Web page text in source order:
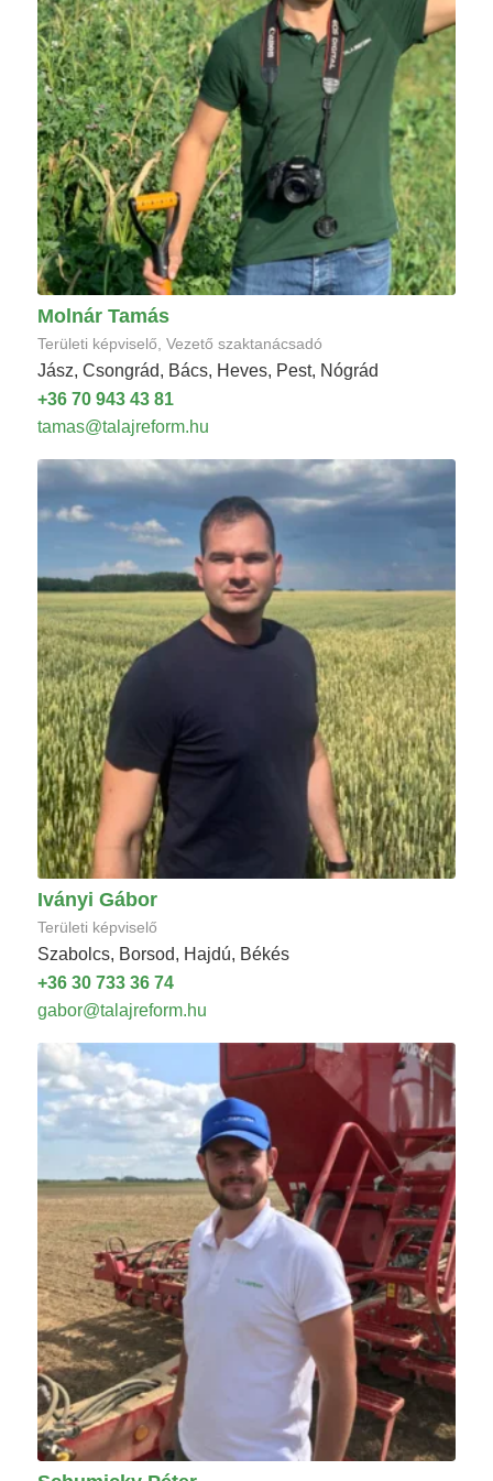
Molnár Tamás
Területi képviselő, Vezető szaktanácsadó
Jász, Csongrád, Bács, Heves, Pest, Nógrád
+36 70 943 43 81
tamas@talajreform.hu
Iványi Gábor
Területi képviselő
Szabolcs, Borsod, Hajdú, Békés
+36 30 733 36 74
gabor@talajreform.hu